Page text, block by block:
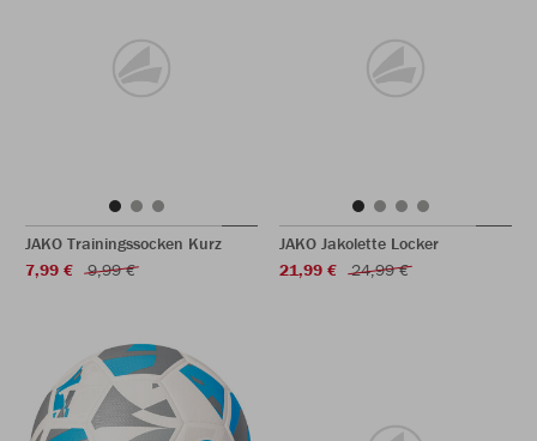
JAKO Trainingssocken Kurz
7,99 €
9,99 €
JAKO Jakolette Locker
21,99 €
24,99 €